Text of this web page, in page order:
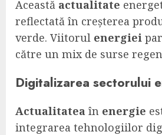
Această actualitate
reflectată în creșterea
verde. Viitorul energiei
către un mix de surse
Digitalizarea sectorului
Actualitatea în energie
integrarea tehnologiilor